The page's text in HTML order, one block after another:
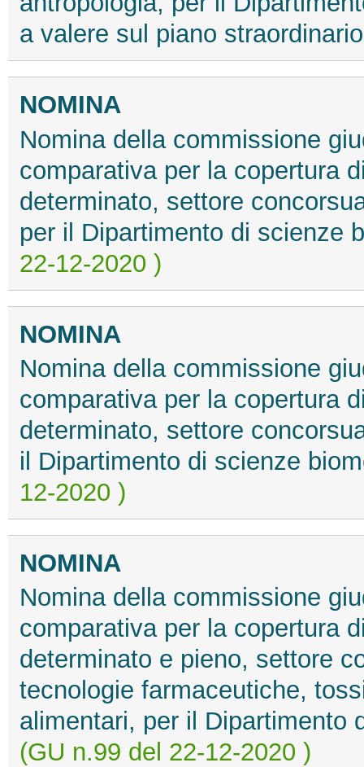
a valere sul piano
NOMINA
Nomina della commissione
comparativa per la copertura
determinato, settore
per il Dipartimento di scienze
22-12-2020 )
NOMINA
Nomina della commissione
comparativa per la copertura
determinato, settore
il Dipartimento di scienze
12-2020 )
NOMINA
Nomina della commissione
comparativa per la copertura
determinato e pieno, settore
tecnologie farmaceutiche,
alimentari, per il Dipartimento
(GU n.99 del 22-12-2020 )